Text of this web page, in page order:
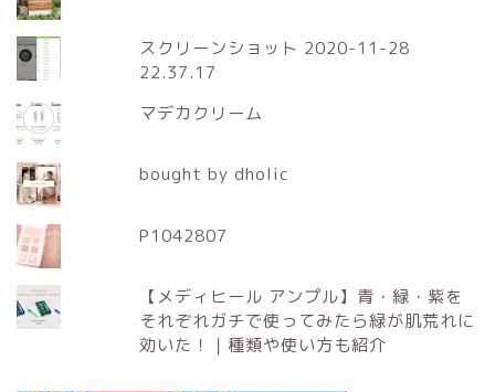
スクリーンショット 2020-11-28
22.37.17
マデカクリーム
bought by dholic
P1042807
【メディヒール アンプル】青・緑・紫を
それぞれガチで使ってみたら緑が肌荒れに
効いた！｜種類や使い方も紹介